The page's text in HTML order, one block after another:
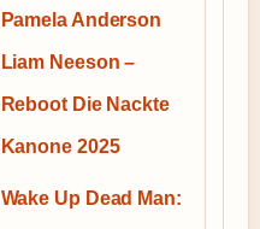
Pamela Anderson
Liam Neeson –
Reboot Die Nackte
Kanone 2025
Wake Up Dead Man: